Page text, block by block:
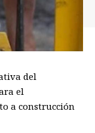
del
el
a construcción